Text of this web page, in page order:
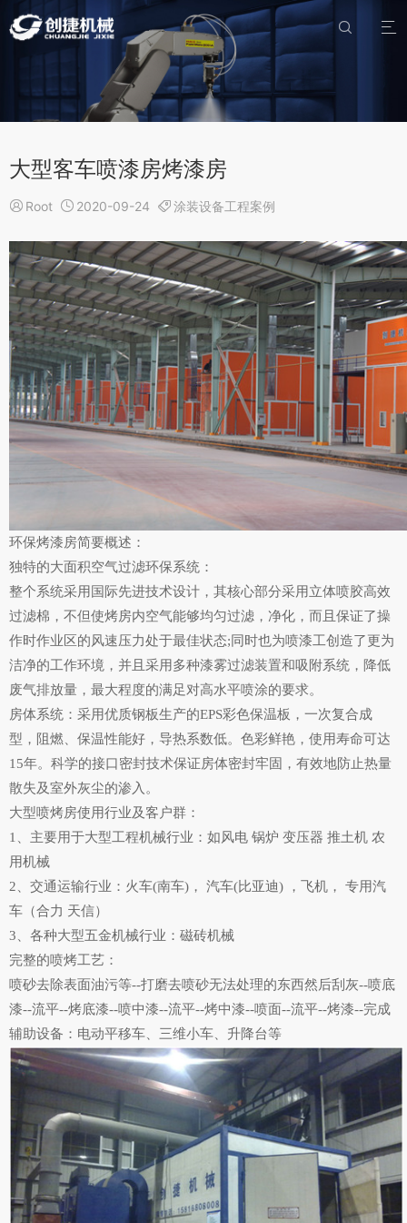


大型客车喷漆房烤漆房
 Root  2020-09-24 涂装设备工程案例
环保烤漆房简要概述：
独特的大面积空气过滤环保系统：
整个系统采用国际先进技术设计，其核心部分采用立体喷胶高效
过滤棉，不但使烤房内空气能够均匀过滤，净化，而且保证了操
作时作业区的风速压力处于最佳状态;同时也为喷漆工创造了更为
洁净的工作环境，并且采用多种漆雾过滤装置和吸附系统，降低
废气排放量，最大程度的满足对高水平喷涂的要求。
房体系统：采用优质钢板生产的EPS彩色保温板，一次复合成
型，阻燃、保温性能好，导热系数低。色彩鲜艳，使用寿命可达
15年。科学的接口密封技术保证房体密封牢固，有效地防止热量
散失及室外灰尘的渗入。
大型喷烤房使用行业及客户群：
1、主要用于大型工程机械行业：如风电 锅炉 变压器 推土机 农
用机械
2、交通运输行业：火车(南车)， 汽车(比亚迪) ，飞机， 专用汽
车（合力 天信）
3、各种大型五金机械行业：磁砖机械
完整的喷烤工艺：
喷砂去除表面油污等--打磨去喷砂无法处理的东西然后刮灰--喷底
漆--流平--烤底漆--喷中漆--流平--烤中漆--喷面--流平--烤漆--完成
辅助设备：电动平移车、三维小车、升降台等